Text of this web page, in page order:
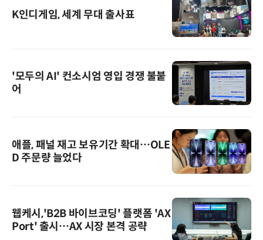
K인디게임, 세계 무대 출사표
'모두의 AI' 컨소시엄 영입 경쟁 불붙
어
애플, 패널 재고 보유기간 확대…OLE
D 주문량 늘었다
웹케시,'B2B 바이브코딩' 플랫폼 'AX
Port' 출시…AX 시장 본격 공략